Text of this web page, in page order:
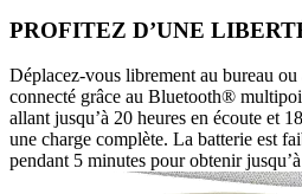
PROFITEZ D’UNE
Déplacez-vous librement au bureau ou
connecté grâce au Bluetooth®
allant jusqu’à 20 heures en écoute et
une charge complète. La batterie est
pendant 5 minutes pour obtenir